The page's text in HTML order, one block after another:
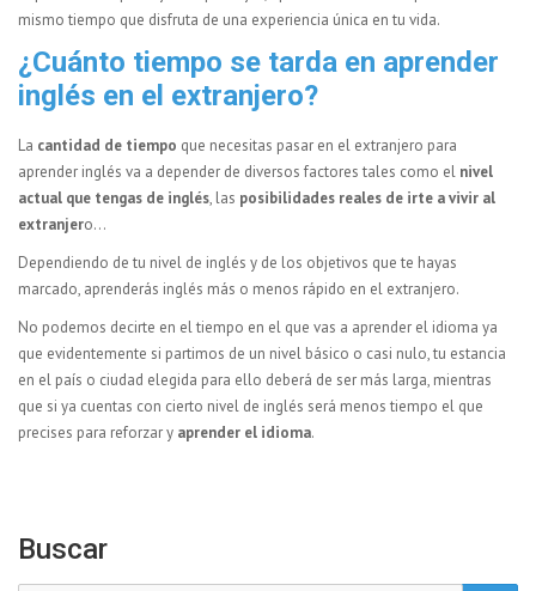
mismo tiempo que disfruta de una experiencia única en tu vida.
¿Cuánto tiempo se tarda en aprender
inglés en el extranjero?
La cantidad de tiempo que necesitas pasar en el extranjero para
aprender inglés va a depender de diversos factores tales como el nivel
actual que tengas de inglés, las posibilidades reales de irte a vivir al
extranjero…
Dependiendo de tu nivel de inglés y de los objetivos que te hayas
marcado, aprenderás inglés más o menos rápido en el extranjero.
No podemos decirte en el tiempo en el que vas a aprender el idioma ya
que evidentemente si partimos de un nivel básico o casi nulo, tu estancia
en el país o ciudad elegida para ello deberá de ser más larga, mientras
que si ya cuentas con cierto nivel de inglés será menos tiempo el que
precises para reforzar y aprender el idioma.
Buscar